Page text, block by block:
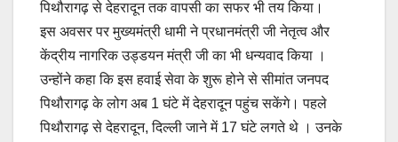
पिथौरागढ़ से देहरादून तक वापसी का सफर भी तय किया।
इस अवसर पर मुख्यमंत्री धामी ने प्रधानमंत्री जी नेतृत्व और
केंद्रीय नागरिक उड्डयन मंत्री जी का भी धन्यवाद किया ।
उन्होंने कहा कि इस हवाई सेवा के शुरू होने से सीमांत जनपद
पिथौरागढ़ के लोग अब 1 घंटे में देहरादून पहुंच सकेंगे। पहले
पिथौरागढ़ से देहरादून, दिल्ली जाने में 17 घंटे लगते थे । उनके